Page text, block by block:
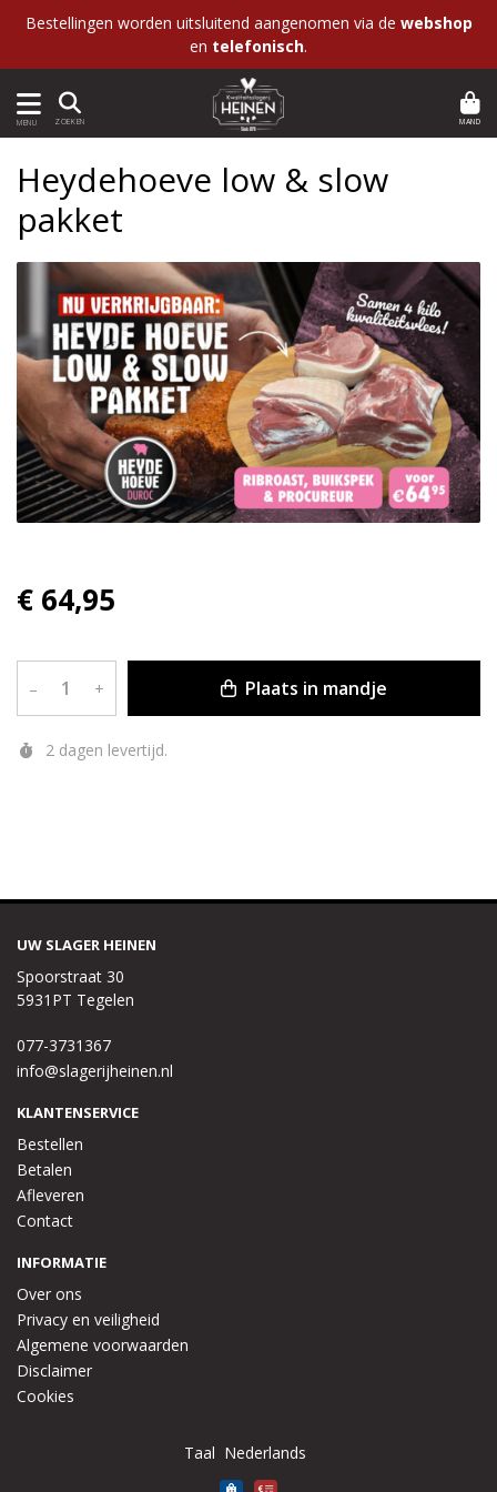
Bestellingen worden uitsluitend aangenomen via de webshop
en telefonisch.
MENU ZOEKEN MAND
Heydehoeve low & slow
pakket
€ 64,95
– + Plaats in mandje
2 dagen levertijd.
UW SLAGER HEINEN
Spoorstraat 30
5931PT Tegelen
077-3731367
info@slagerijheinen.nl
KLANTENSERVICE
Bestellen
Betalen
Afleveren
Contact
INFORMATIE
Over ons
Privacy en veiligheid
Algemene voorwaarden
Disclaimer
Cookies
Taal